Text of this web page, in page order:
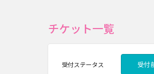
チケット一覧
受付ステータス 受付